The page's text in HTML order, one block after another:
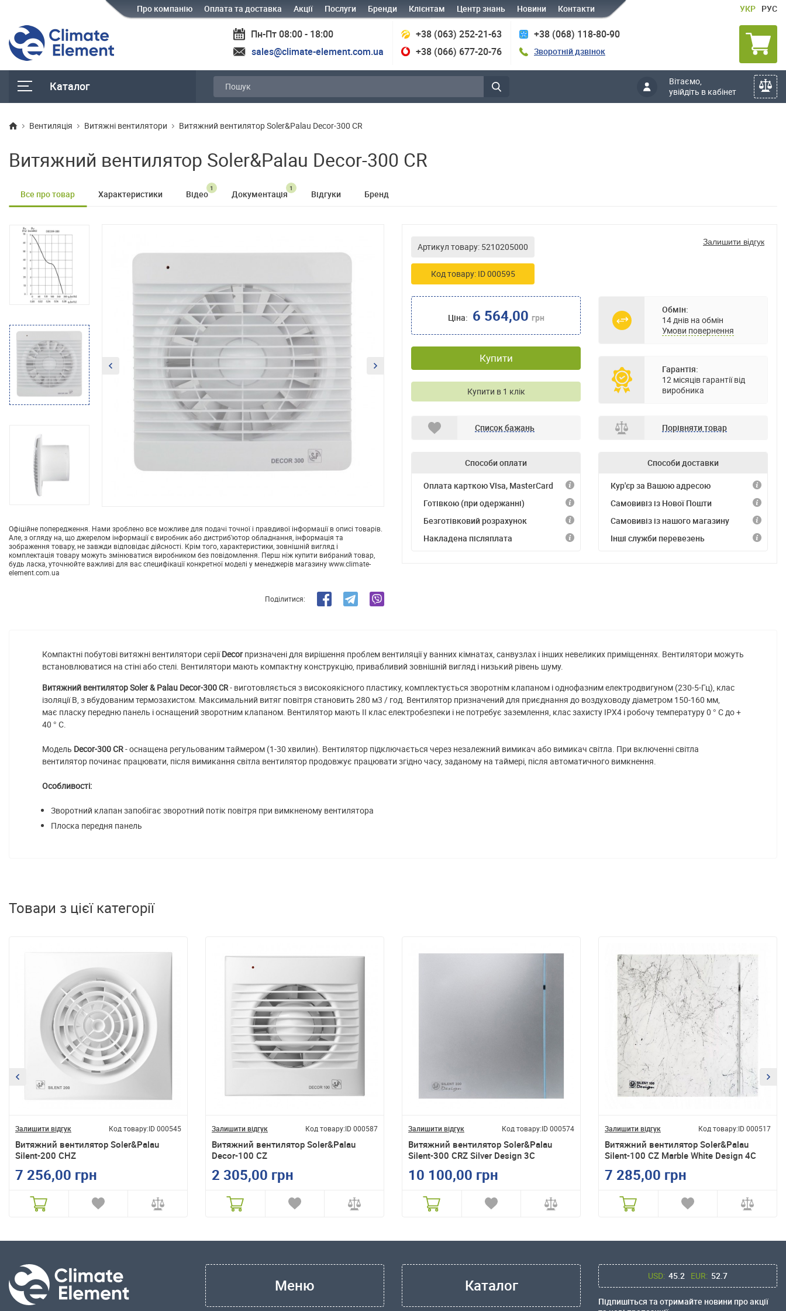
Про компанію Оплата та доставка Акції Послуги Бренди Клієнтам Центр знань Новини Контакти УКР РУС
Пн-Пт 08:00 - 18:00
sales@climate-element.com.ua
+38 (063) 252-21-63
+38 (066) 677-20-76
+38 (068) 118-80-90
Зворотній дзвінок
Каталог
Вітаємо,
увійдіть в кабінет
Вентиляція Витяжні вентилятори Витяжний вентилятор Soler&Palau Decor-300 CR
Витяжний вентилятор Soler&Palau Decor-300 CR
Все про товар Характеристики Відео
1
Документація
1
Відгуки Бренд
Офіційне попередження. Нами зроблено все можливе для подачі точної і правдивої інформації в описі товарів.
Але, з огляду на, що джерелом інформації є виробник або дистриб'ютор обладнання, інформація та
зображення товару, не завжди відповідає дійсності. Крім того, характеристики, зовнішній вигляд і
комплектація товару можуть змінюватися виробником без повідомлення. Перш ніж купити вибраний товар,
будь ласка, уточнюйте важливі для вас специфікації конкретної моделі у менеджерів магазину www.climate-
element.com.ua
Поділитися:
Артикул товару: 5210205000
Код товару: ID 000595
Залишити відгук
Ціна: 6 564,00 грн
Купити
Купити в 1 клік
Обмін:
14 днів на обмін
Умови повернення
Гарантія:
12 місяців гарантії від
виробника
Список бажань Порівняти товар
Способи оплати
Оплата карткою VIsa, MasterCard
Готівкою (при одержанні)
Безготівковий розрахунок
Накладена післяплата
Способи доставки
Кур'єр за Вашою адресою
Самовивіз із Нової Пошти
Самовивіз із нашого магазину
Інші служби перевезень
Компактні побутові витяжні вентилятори серіїDecor призначені для вирішення проблем вентиляції у ванних кімнатах, санвузлах і інших невеликих приміщеннях. Вентилятори можуть
встановлюватися на стіні або стелі. Вентилятори мають компактну конструкцію, привабливий зовнішній вигляд і низький рівень шуму.
Витяжний вентилятор Soler & Palau Decor-300CR- виготовляється з високоякісного пластику, комплектується зворотнім клапаном і однофазним електродвигуном (230-5-Гц), клас
ізоляції В, з вбудованим термозахистом. Максимальний витяг повітря становить 280 м3 / год. Вентилятор призначений для приєднання до воздуховоду діаметром 150-160 мм,
має пласку передню панель і оснащений зворотним клапаном. Вентилятор мають II клас електробезпеки і не потребує заземлення, клас захисту IРХ4 і робочу температуру 0 ° С до +
40 ° С.
Модель Decor-300 CR- оснащена регульованим таймером (1-30 хвилин). Вентилятор підключається через незалежний вимикач або вимикач світла. При включенні світла
вентилятор починає працювати, після вимикання світла вентилятор продовжує працювати згідно часу, заданому на таймері, після автоматичного вимкнення.
Особливості:
Зворотний клапан запобігає зворотний потік повітря при вимкненому вентилятора
Плоска передня панель
Товари з цієї категорії
Залишити відгук Код товару:ID 000545
Витяжний вентилятор Soler&Palau
Silent-200 CHZ
7 256,00 грн
Залишити відгук Код товару:ID 000587
Витяжний вентилятор Soler&Palau
Decor-100 CZ
2 305,00 грн
Залишити відгук Код товару:ID 000574
Витяжний вентилятор Soler&Palau
Silent-300 CRZ Silver Design 3C
10 100,00 грн
Залишити відгук Код товару:ID 000517
Витяжний вентилятор Soler&Palau
Silent-100 CZ Marble White Design 4C
7 285,00 грн
Меню Каталог
USD: 45.2 EUR: 52.7
Підпишіться та отримайте новини про акції